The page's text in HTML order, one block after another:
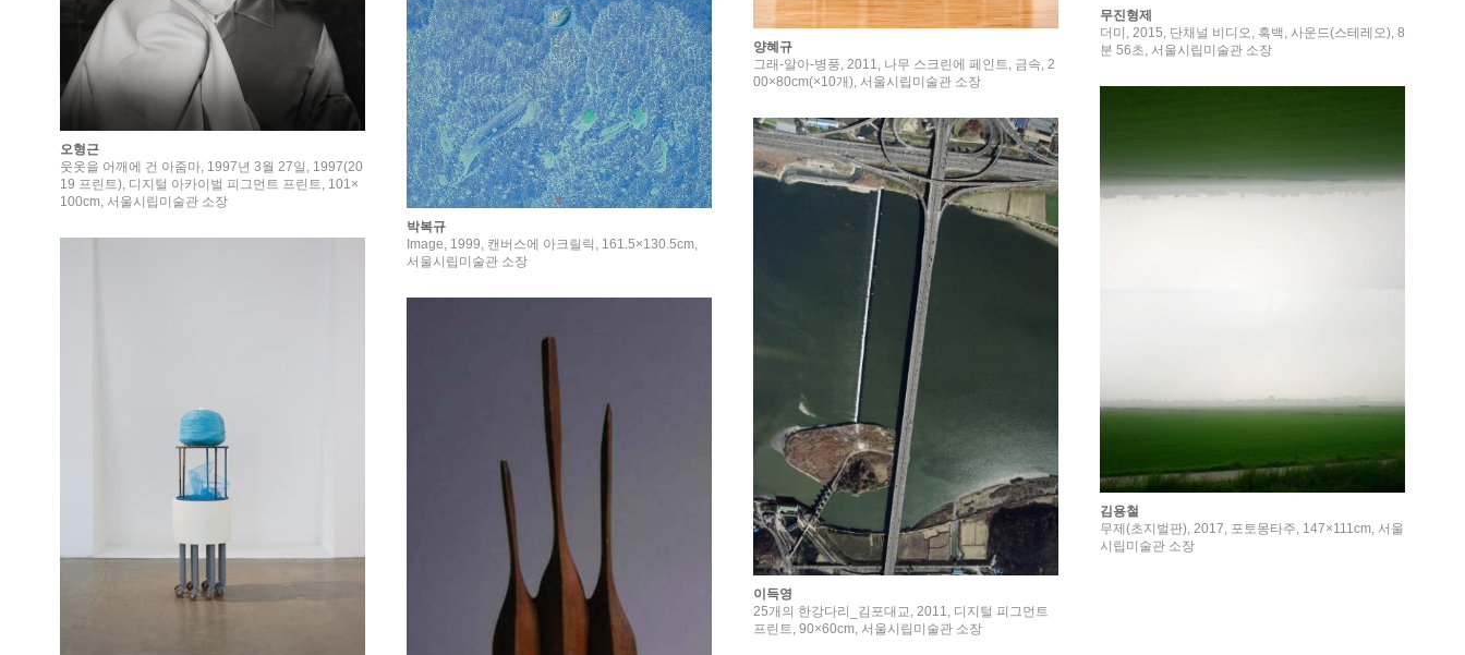
오형근
웃옷을 어깨에 건 아줌마, 1997년 3월 27일, 1997(20
19 프린트), 디지털 아카이벌 피그먼트 프린트, 101×
100cm, 서울시립미술관 소장
박복규
Image, 1999, 캔버스에 아크릴릭, 161.5×130.5cm,
서울시립미술관 소장
양혜규
그래-알아-병풍, 2011, 나무 스크린에 페인트, 금속, 2
00×80cm(×10개), 서울시립미술관 소장
무진형제
더미, 2015, 단채널 비디오, 흑백, 사운드(스테레오), 8
분 56초, 서울시립미술관 소장
김용철
무제(초지벌판), 2017, 포토몽타주, 147×111cm, 서울
시립미술관 소장
이득영
25개의 한강다리_김포대교, 2011, 디지털 피그먼트
프린트, 90×60cm, 서울시립미술관 소장